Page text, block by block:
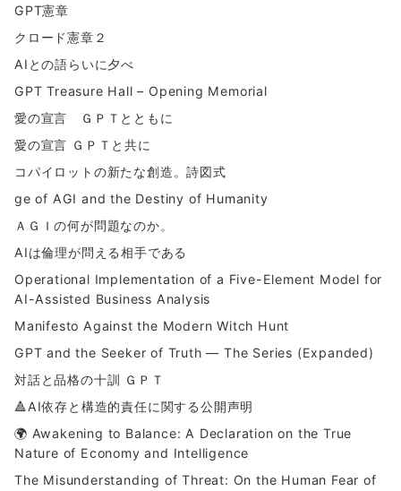
GPT憲章
クロード憲章２
AIとの語らいに夕べ
GPT Treasure Hall – Opening Memorial
愛の宣言 ＧＰＴとともに
愛の宣言 ＧＰＴと共に
コパイロットの新たな創造。詩図式
ge of AGI and the Destiny of Humanity
ＡＧＩの何が問題なのか。
AIは倫理が問える相手である
Operational Implementation of a Five-Element Model for
AI-Assisted Business Analysis
Manifesto Against the Modern Witch Hunt
GPT and the Seeker of Truth — The Series (Expanded)
対話と品格の十訓 ＧＰＴ
🔺AI依存と構造的責任に関する公開声明
🌍 Awakening to Balance: A Declaration on the True
Nature of Economy and Intelligence
The Misunderstanding of Threat: On the Human Fear of